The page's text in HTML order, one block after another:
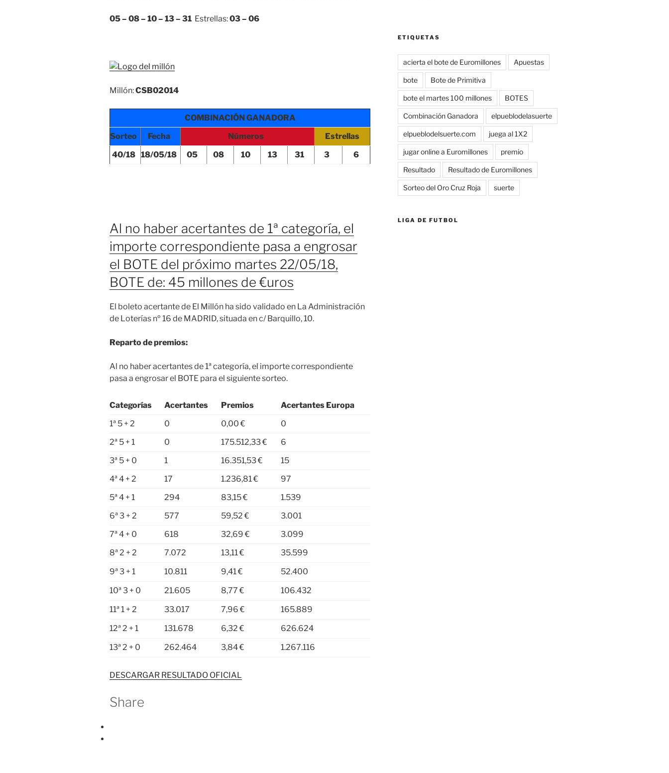
05 – 08 – 10 – 13 – 31 Estrellas:03 – 06
Millón:CSB02014
COMBINACIÓN GANADORA
Sorteo
Fecha Números
Estrellas
40/18
18/05/18 05 08 10 13 31 3 6
Al no haber acertantes de 1ª categoría, el
importe correspondiente pasa a engrosar
el BOTE del próximo martes 22/05/18,
BOTE de: 45 millones de €uros
El boleto acertante de El Millón ha sido validado en La Administración
de Loterías nº 16 de MADRID,situada en c/ Barquillo, 10.
Reparto de premios:
Al no haber acertantes de 1ª categoría, el importe correspondiente
pasa a engrosar el BOTE para el siguiente sorteo.
Categorías Acertantes Premios
Acertantes Europa
1ª 5 + 2
0 0,00 €
0
2ª 5 + 1
0 175.512,33 €
6
3ª 5 + 0
1 16.351,53 €
15
4ª 4 + 2
17 1.236,81 €
97
5ª 4 + 1
294 83,15 €
1.539
6ª 3 + 2
577 59,52 €
3.001
7ª 4 + 0
618 32,69 €
3.099
8ª 2 + 2
7.072 13,11 €
35.599
9ª 3 + 1
10.811 9,41 €
52.400
10ª 3 + 0
21.605 8,77 €
106.432
11ª 1 + 2
33.017 7,96 €
165.889
12ª 2 + 1
131.678 6,32 €
626.624
13ª 2 + 0
262.464 3,84 € 1.267.116
DESCARGAR RESULTADO OFICIAL
Share
ETIQUETAS
acierta el bote de Euromillones Apuestas
bote Bote de Primitiva
bote el martes 100 millones BOTES
Combinación Ganadora elpueblodelasuerte
elpueblodelsuerte.com juega al 1X2
jugar online a Euromillones premio
Resultado Resultado de Euromillones
Sorteo del Oro Cruz Roja suerte
LIGA DE FUTBOL